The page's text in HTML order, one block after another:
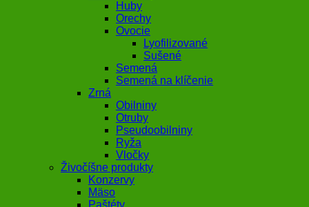
Huby
Orechy
Ovocie
Lyofilizované
Sušené
Semená
Semená na klíčenie
Zrná
Obilniny
Otruby
Pseudoobilniny
Ryža
Vločky
Živočíšne produkty
Konzervy
Mäso
Paštéty